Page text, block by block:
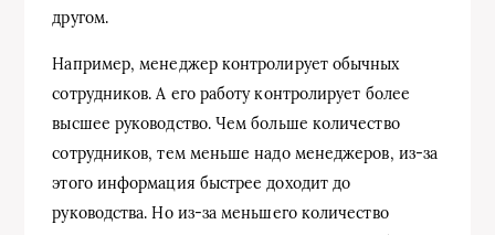
другом.
Например, менеджер контролирует обычных
сотрудников. А его работу контролирует более
высшее руководство. Чем больше количество
сотрудников, тем меньше надо менеджеров, из-за
этого информация быстрее доходит до
руководства. Но из-за меньшего количество